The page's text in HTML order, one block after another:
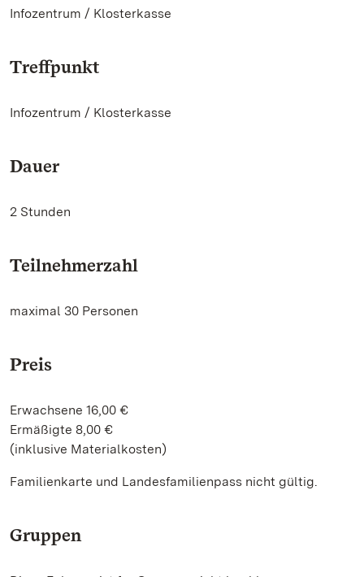
Infozentrum / Klosterkasse
Treffpunkt
Infozentrum / Klosterkasse
Dauer
2 Stunden
Teilnehmerzahl
maximal 30 Personen
Preis
Erwachsene 16,00 €
Ermäßigte 8,00 €
(inklusive Materialkosten)
Familienkarte und Landesfamilienpass nicht gültig.
Gruppen